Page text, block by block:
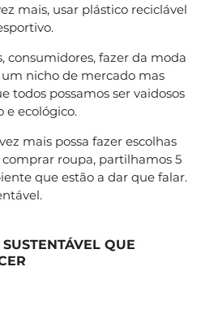
mais, usar plástico reciclável
consumidores, fazer da moda
nicho de mercado mas
todos possamos ser vaidosos
ecológico.
mais possa fazer escolhas
roupa, partilhamos 5
que estão a dar que falar.
QUE